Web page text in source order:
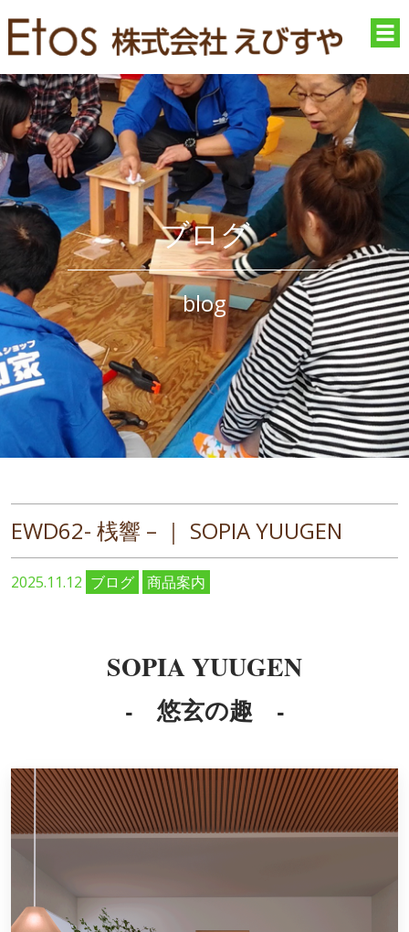
ブログ
blog
EWD62- 桟響 – ｜ SOPIA YUUGEN
2025.11.12 ブログ 商品案内
SOPIA YUUGEN
- 悠玄の趣 -